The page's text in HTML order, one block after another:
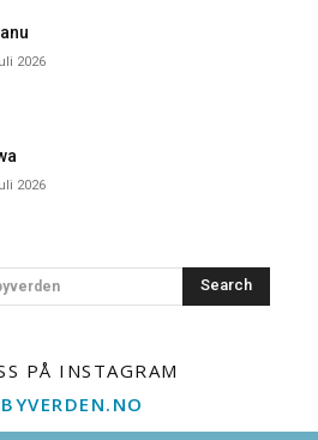
2026
2026
Search
PÅ INSTAGRAM